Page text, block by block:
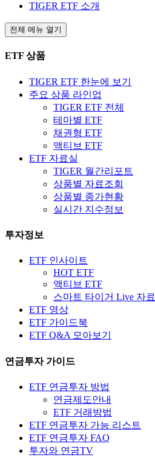
TIGER ETF 소개
전체 메뉴 열기
ETF 상품
TIGER ETF 한눈에 보기
주요 상품 라인업
TIGER ETF 전체
테마별 ETF
채권형 ETF
액티브 ETF
ETF 자료실
TIGER 월간리포트
상품별 자료조회
상품별 종가현황
실시간 지수정보
투자정보
ETF 인사이트
HOT ETF
액티브 ETF
스마트 타이거 Live 자료
ETF 영상
ETF 가이드북
ETF Q&A 모아보기
연금투자 가이드
ETF 연금투자 방법
연금제도안내
ETF 거래방법
ETF 연금투자 가능 리스트
ETF 연금투자 FAQ
투자와 연금TV